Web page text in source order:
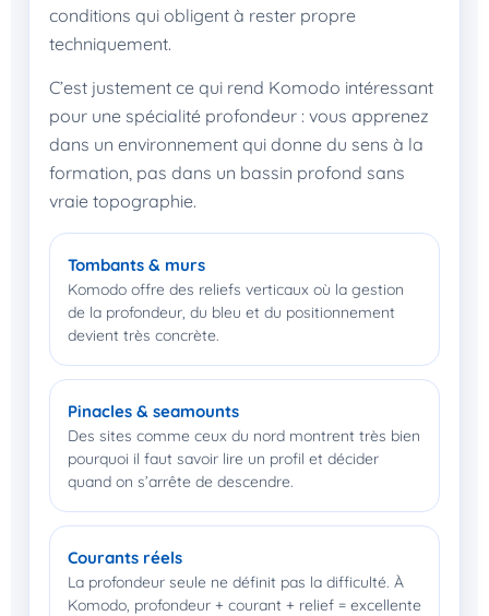
conditions qui obligent à rester propre
techniquement.
C’est justement ce qui rend Komodo intéressant
pour une spécialité profondeur : vous apprenez
dans un environnement qui donne du sens à la
formation, pas dans un bassin profond sans
vraie topographie.
Tombants & murs
Komodo offre des reliefs verticaux où la gestion
de la profondeur, du bleu et du positionnement
devient très concrète.
Pinacles & seamounts
Des sites comme ceux du nord montrent très bien
pourquoi il faut savoir lire un profil et décider
quand on s’arrête de descendre.
Courants réels
La profondeur seule ne définit pas la difficulté. À
Komodo, profondeur + courant + relief = excellente